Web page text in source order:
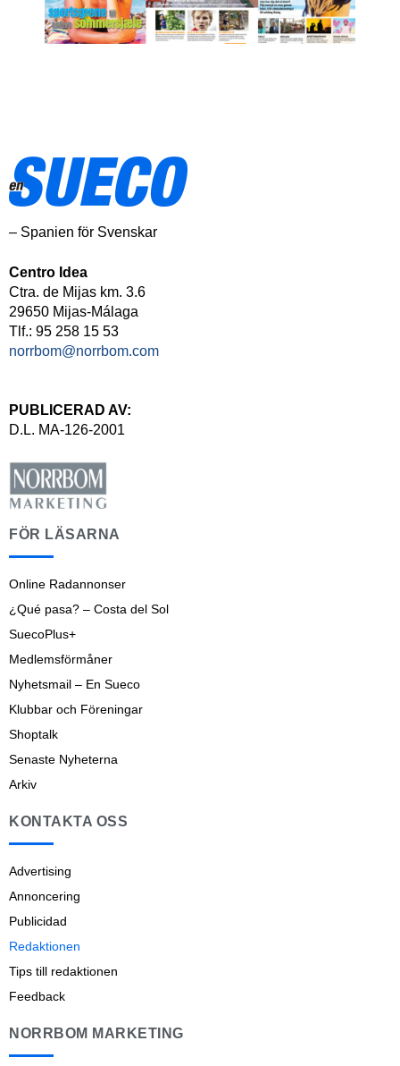
– Spanien för Svenskar
Centro Idea
Ctra. de Mijas km. 3.6
29650 Mijas-Málaga
Tlf.: 95 258 15 53
norrbom@norrbom.com
PUBLICERAD AV:
D.L. MA-126-2001
FÖR LÄSARNA
Online Radannonser
¿Qué pasa? – Costa del Sol
SuecoPlus+
Medlemsförmåner
Nyhetsmail – En Sueco
Klubbar och Föreningar
Shoptalk
Senaste Nyheterna
Arkiv
KONTAKTA OSS
Advertising
Annoncering
Publicidad
Redaktionen
Tips till redaktionen
Feedback
NORRBOM MARKETING